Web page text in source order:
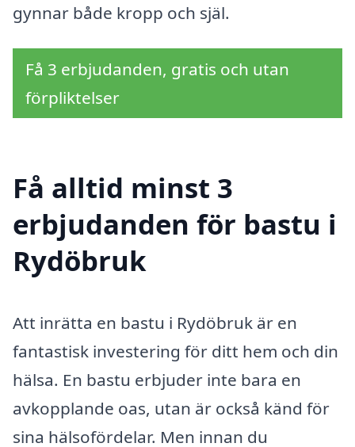
gynnar både kropp och själ.
Få 3 erbjudanden, gratis och utan
förpliktelser
Få alltid minst 3
erbjudanden för bastu i
Rydöbruk
Att inrätta en bastu i Rydöbruk är en
fantastisk investering för ditt hem och din
hälsa. En bastu erbjuder inte bara en
avkopplande oas, utan är också känd för
sina hälsofördelar. Men innan du